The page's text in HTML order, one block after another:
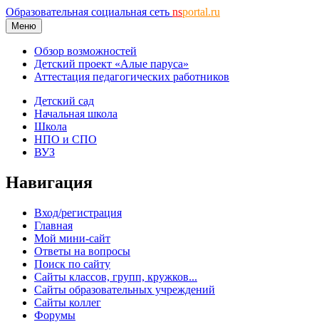
Образовательная социальная сеть nsportal.ru
Меню
Обзор возможностей
Детский проект «Алые паруса»
Аттестация педагогических работников
Детский сад
Начальная школа
Школа
НПО и СПО
ВУЗ
Навигация
Вход/регистрация
Главная
Мой мини-сайт
Ответы на вопросы
Поиск по сайту
Сайты классов, групп, кружков...
Сайты образовательных учреждений
Сайты коллег
Форумы